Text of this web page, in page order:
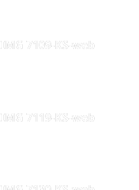
IMG 7109-KS-web
IMG 7119-KS-web